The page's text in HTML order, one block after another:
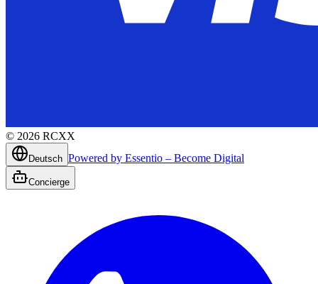
© 2026 RCXX
Deutsch Powered by Essentio – Become Digital
Concierge